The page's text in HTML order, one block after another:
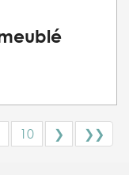
10 ❯ ❯❯